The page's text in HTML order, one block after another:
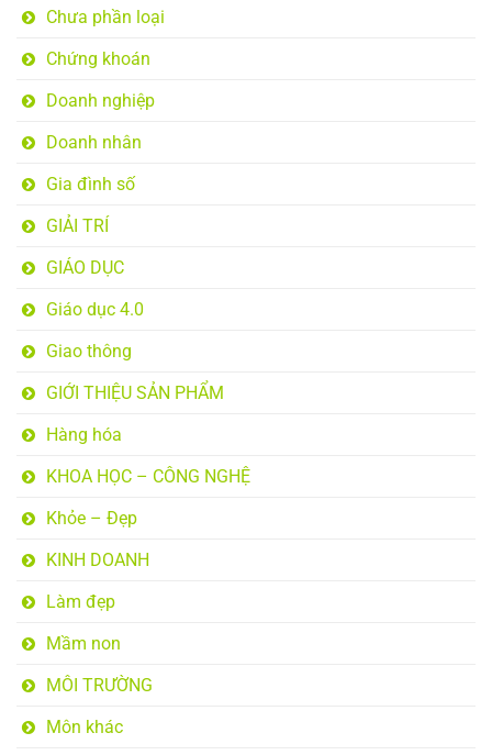
Chưa phần loại
Chứng khoán
Doanh nghiệp
Doanh nhân
Gia đình số
GIẢI TRÍ
GIÁO DỤC
Giáo dục 4.0
Giao thông
GIỚI THIỆU SẢN PHẨM
Hàng hóa
KHOA HỌC – CÔNG NGHỆ
Khỏe – Đẹp
KINH DOANH
Làm đẹp
Mầm non
MÔI TRƯỜNG
Môn khác